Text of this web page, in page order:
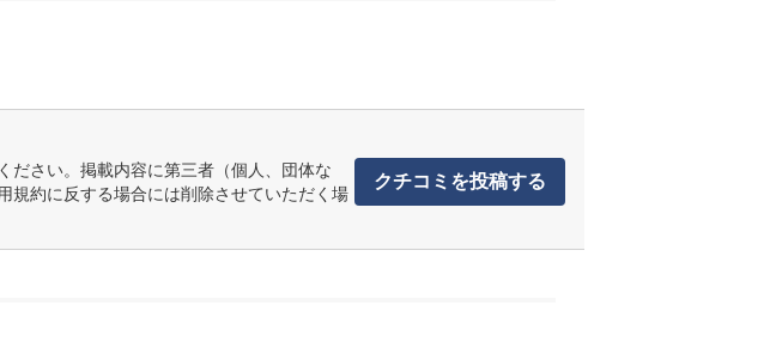
ださい。掲載内容に第三者（個人、団体な
規約に反する場合には削除させていただく場
クチコミを投稿する